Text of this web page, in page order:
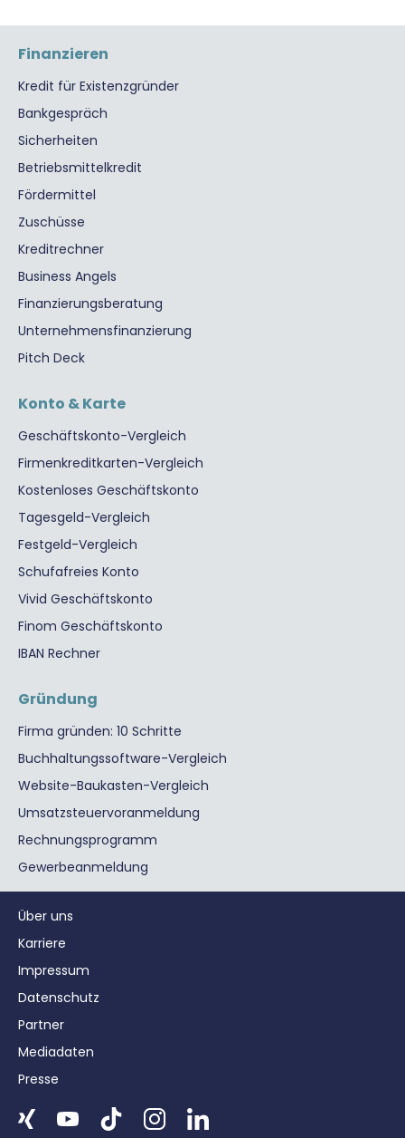
Finanzieren
Kredit für Existenzgründer
Bankgespräch
Sicherheiten
Betriebsmittelkredit
Fördermittel
Zuschüsse
Kreditrechner
Business Angels
Finanzierungsberatung
Unternehmensfinanzierung
Pitch Deck
Konto & Karte
Geschäftskonto-Vergleich
Firmenkreditkarten-Vergleich
Kostenloses Geschäftskonto
Tagesgeld-Vergleich
Festgeld-Vergleich
Schufafreies Konto
Vivid Geschäftskonto
Finom Geschäftskonto
IBAN Rechner
Gründung
Firma gründen: 10 Schritte
Buchhaltungssoftware-Vergleich
Website-Baukasten-Vergleich
Umsatzsteuervoranmeldung
Rechnungsprogramm
Gewerbeanmeldung
Über uns
Karriere
Impressum
Datenschutz
Partner
Mediadaten
Presse